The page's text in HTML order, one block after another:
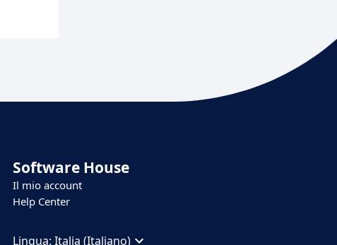
Software House
Il mio account
Help Center
Lingua:Italia (Italiano)